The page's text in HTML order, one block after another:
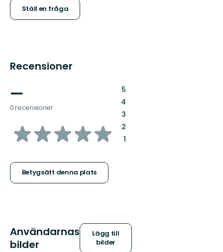
Ställ en fråga
Recensioner
—
0 recensioner
av
stjärnor
Betygsätt denna plats
5:
4:
3:
2:
1:
Användarnas
bilder
Lägg till
bilder